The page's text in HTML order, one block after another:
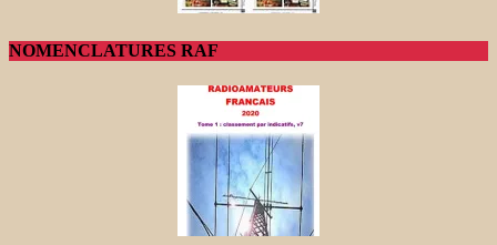
NOMENCLATURES RAF